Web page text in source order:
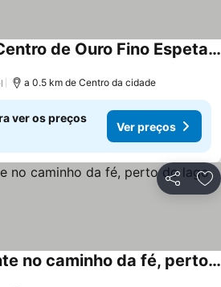
Apartamento no Centro de Ouro Fino Espetaculoso
a 0.5 km de Centro da cidade
ver os preços
Ver preços
Partilhar
Casa aconchegante no caminho da fé, perto do lago